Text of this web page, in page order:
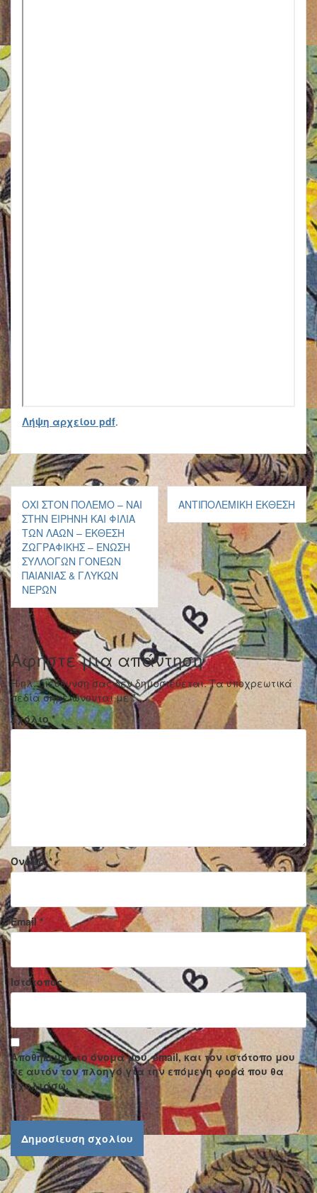
Λήψη αρχείου pdf.
Πλοήγηση
άρθρων
ΌΧΙ ΣΤΟΝ ΠΌΛΕΜΟ – ΝΑΙ
ΣΤΗΝ ΕΙΡΉΝΗ ΚΑΙ ΦΙΛΊΑ
ΤΩΝ ΛΑΏΝ – ΈΚΘΕΣΗ
ΖΩΓΡΑΦΙΚΉΣ – ΈΝΩΣΗ
ΣΥΛΛΌΓΩΝ ΓΟΝΈΩΝ
ΠΑΙΑΝΊΑΣ & ΓΛΥΚΏΝ
ΝΕΡΏΝ
ΑΝΤΙΠΟΛΕΜΙΚΉ ΈΚΘΕΣΗ
Αφήστε μια απάντηση
Η ηλ. διεύθυνση σας δεν δημοσιεύεται. Τα υποχρεωτικά
πεδία σημειώνονται με*
Σχόλιο*
Όνομα*
Email*
Ιστότοπος
Αποθήκευσε το όνομά μου, email, και τον ιστότοπο μου
σε αυτόν τον πλοηγό για την επόμενη φορά που θα
σχολιάσω.